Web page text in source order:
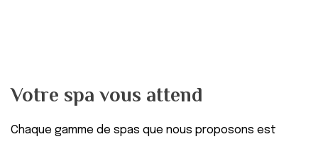
Votre spa vous attend
Chaque gamme de spas que nous proposons est